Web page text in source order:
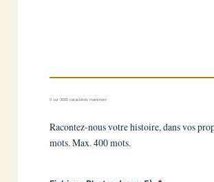
0 sur 3000 caractères maximum
Racontez-nous votre histoire, dans vos
mots. Max. 400 mots.